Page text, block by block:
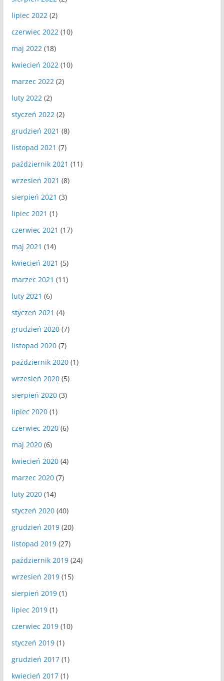
lipiec 2022 (2)
czerwiec 2022 (10)
maj 2022 (18)
kwiecień 2022 (10)
marzec 2022 (2)
luty 2022 (2)
styczeń 2022 (2)
grudzień 2021 (8)
listopad 2021 (7)
październik 2021 (11)
wrzesień 2021 (8)
sierpień 2021 (3)
lipiec 2021 (1)
czerwiec 2021 (17)
maj 2021 (14)
kwiecień 2021 (5)
marzec 2021 (11)
luty 2021 (6)
styczeń 2021 (4)
grudzień 2020(7)
listopad 2020(7)
październik 2020(1)
wrzesień 2020(5)
sierpień 2020(3)
lipiec 2020(1)
czerwiec 2020(6)
maj 2020(6)
kwiecień 2020(4)
marzec 2020(7)
luty 2020(14)
styczeń 2020(40)
grudzień 2019(20)
listopad 2019(27)
październik 2019(24)
wrzesień 2019(15)
sierpień 2019(1)
lipiec 2019(1)
czerwiec 2019(10)
styczeń 2019(1)
grudzień 2017(1)
kwiecień 2017(1)